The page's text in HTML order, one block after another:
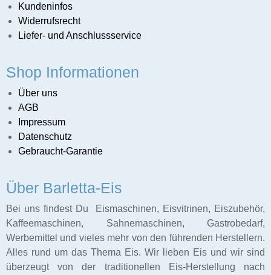
Ladenbau
Kundeninfos
Widerrufsrecht
Liefer- und Anschlussservice
Shop Informationen
Über uns
AGB
Impressum
Datenschutz
Gebraucht-Garantie
Über Barletta-Eis
Bei uns findest Du Eismaschinen, Eisvitrinen, Eiszubehör,
Kaffeemaschinen, Sahnemaschinen, Gastrobedarf,
Werbemittel und vieles mehr von den führenden Herstellern.
Alles rund um das Thema Eis. Wir lieben Eis und wir sind
überzeugt von der traditionellen Eis-Herstellung nach